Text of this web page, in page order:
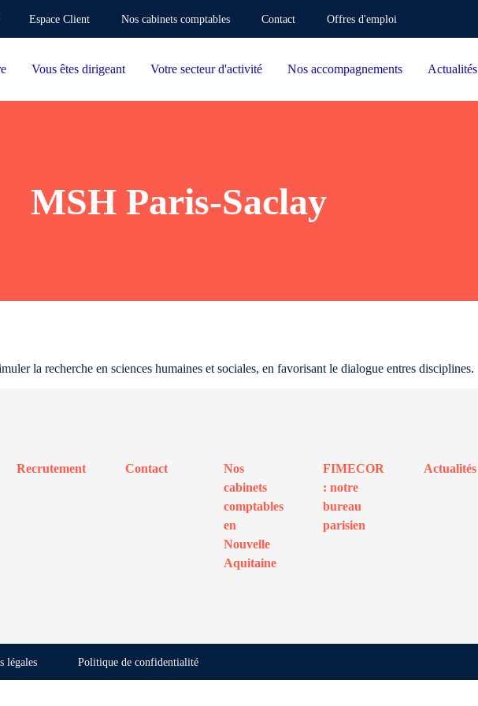
Espace Client Nos cabinets comptables Contact Offres d'emploi
Vous êtes dirigeant Votre secteur d'activité Nos accompagnements Actualités
MSH Paris-Saclay
la recherche en sciences humaines et sociales, en favorisant le dialogue entres disciplines.
Recrutement Contact
Nos
cabinets
comptables
en
Nouvelle
Aquitaine
FIMECOR
: notre
bureau
parisien
Actualités
légales Politique de confidentialité